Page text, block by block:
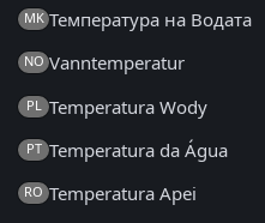
MK Температура на Водата
NO Vanntemperatur
PL Temperatura Wody
PT Temperatura da Água
RO Temperatura Apei